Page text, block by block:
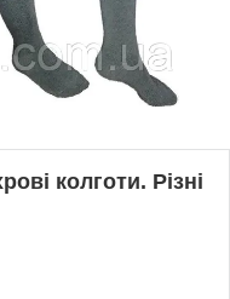
колготи. Різні